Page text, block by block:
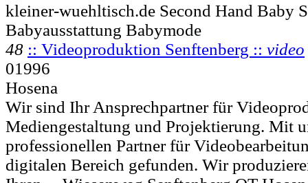
kleiner-wuehltisch.de Second Hand Baby
Babyausstattung Babymode
48 :: Videoproduktion Senftenberg :: video
01996
Hosena
Wir sind Ihr Ansprechpartner für
Mediengestaltung und Projektierung. Mit
professionellen Partner für
digitalen Bereich gefunden. Wir